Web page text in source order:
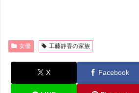
女優 工藤静香の家族
X Facebook